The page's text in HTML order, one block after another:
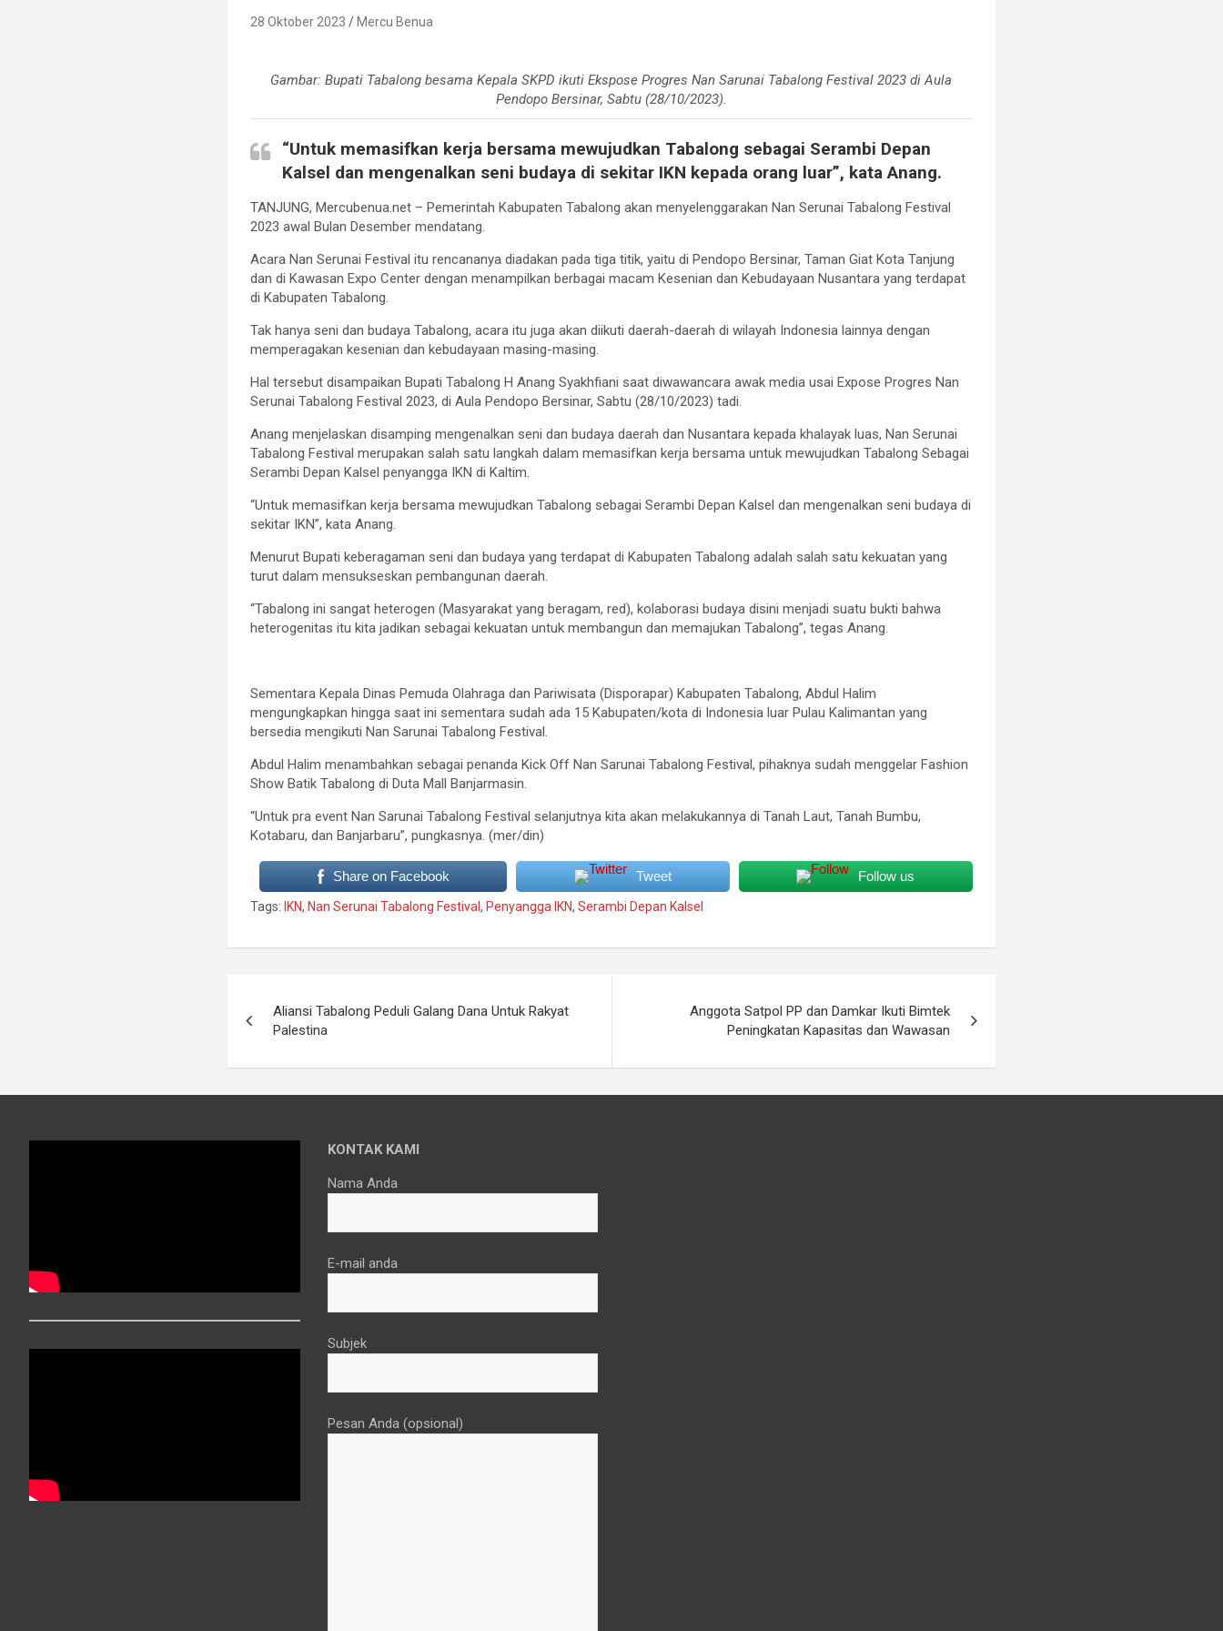
28 Oktober 2023 Mercu Benua
Gambar: Bupati Tabalong besama Kepala SKPD ikuti Ekspose Progres Nan Sarunai Tabalong Festival 2023 di Aula
Pendopo Bersinar, Sabtu (28/10/2023).
“Untuk memasifkan kerja bersama mewujudkan Tabalong sebagai Serambi Depan
Kalsel dan mengenalkan seni budaya di sekitar IKN kepada orang luar”, kata Anang.
TANJUNG, Mercubenua.net – Pemerintah Kabupaten Tabalong akan menyelenggarakan Nan Serunai Tabalong Festival
2023 awal Bulan Desember mendatang.
Acara Nan Serunai Festival itu rencananya diadakan pada tiga titik, yaitu di Pendopo Bersinar, Taman Giat Kota Tanjung
dan di Kawasan Expo Center dengan menampilkan berbagai macam Kesenian dan Kebudayaan Nusantara yang terdapat
di Kabupaten Tabalong.
Tak hanya seni dan budaya Tabalong, acara itu juga akan diikuti daerah-daerah di wilayah Indonesia lainnya dengan
memperagakan kesenian dan kebudayaan masing-masing.
Hal tersebut disampaikan Bupati Tabalong H Anang Syakhfiani saat diwawancara awak media usai Expose Progres Nan
Serunai Tabalong Festival 2023, di Aula Pendopo Bersinar, Sabtu (28/10/2023) tadi.
Anang menjelaskan disamping mengenalkan seni dan budaya daerah dan Nusantara kepada khalayak luas, Nan Serunai
Tabalong Festival merupakan salah satu langkah dalam memasifkan kerja bersama untuk mewujudkan Tabalong Sebagai
Serambi Depan Kalsel penyangga IKN di Kaltim.
“Untuk memasifkan kerja bersama mewujudkan Tabalong sebagai Serambi Depan Kalsel dan mengenalkan seni budaya di
sekitar IKN”, kata Anang.
Menurut Bupati keberagaman seni dan budaya yang terdapat di Kabupaten Tabalong adalah salah satu kekuatan yang
turut dalam mensukseskan pembangunan daerah.
“Tabalong ini sangat heterogen (Masyarakat yang beragam, red), kolaborasi budaya disini menjadi suatu bukti bahwa
heterogenitas itu kita jadikan sebagai kekuatan untuk membangun dan memajukan Tabalong”, tegas Anang.
Sementara Kepala Dinas Pemuda Olahraga dan Pariwisata (Disporapar) Kabupaten Tabalong, Abdul Halim
mengungkapkan hingga saat ini sementara sudah ada 15 Kabupaten/kota di Indonesia luar Pulau Kalimantan yang
bersedia mengikuti Nan Sarunai Tabalong Festival.
Abdul Halim menambahkan sebagai penanda Kick Off Nan Sarunai Tabalong Festival, pihaknya sudah menggelar Fashion
Show Batik Tabalong di Duta Mall Banjarmasin.
“Untuk pra event Nan Sarunai Tabalong Festival selanjutnya kita akan melakukannya di Tanah Laut, Tanah Bumbu,
Kotabaru, dan Banjarbaru”, pungkasnya. (mer/din)
Share on Facebook Tweet Follow us
Tags: IKN, Nan Serunai Tabalong Festival, Penyangga IKN,Serambi Depan Kalsel
pos
Aliansi Tabalong Peduli Galang Dana Untuk Rakyat
Palestina
Anggota Satpol PP dan Damkar Ikuti Bimtek
Peningkatan Kapasitas dan Wawasan
KONTAK KAMI
Nama Anda
E-mail anda
Subjek
Pesan Anda (opsional)